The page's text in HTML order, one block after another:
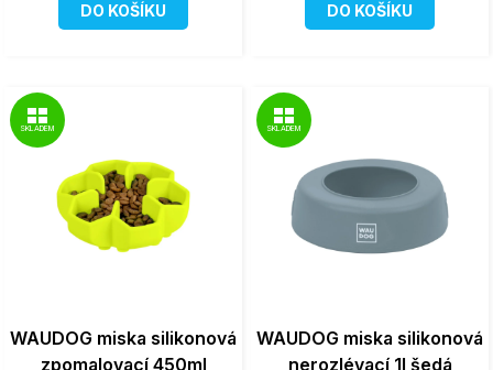
DO KOŠÍKU DO KOŠÍKU
SKLADEM
WAUDOG miska silikonová
zpomalovací 450ml
SKLADEM
WAUDOG miska silikonová
nerozlévací 1l šedá